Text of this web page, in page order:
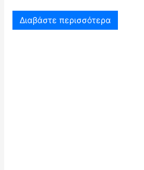
Διαβάστε περισσότερα